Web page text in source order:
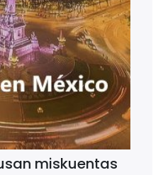
miskuentas